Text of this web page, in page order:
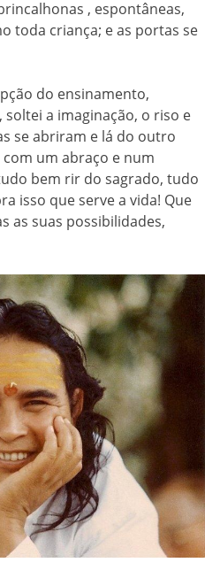
, espontâneas,
toda criança; e as portas se
do ensinamento,
a imaginação, o riso e
se abriram e lá do outro
um abraço e num
bem rir do sagrado, tudo
isso que serve a vida! Que
as suas possibilidades,